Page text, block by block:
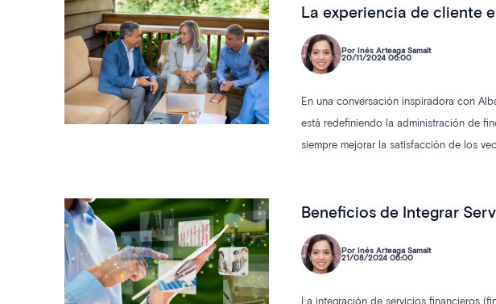
La experiencia de cliente
Por Inés Arteaga Samalt
20/11/2024 06:00
En una conversación inspiradora con
está redefiniendo la administración de
siempre mejorar la satisfacción de los
Beneficios de Integrar
Por Inés Arteaga Samalt
21/08/2024 06:00
La integración de servicios financieros